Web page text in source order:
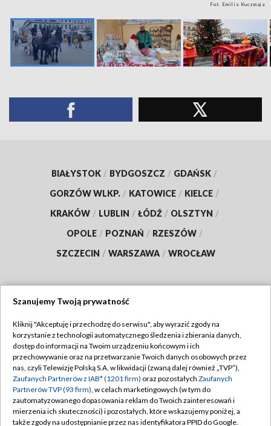
Fot. Emilia Kuczmaja
BIAŁYSTOK / BYDGOSZCZ / GDAŃSK /
GORZÓW WLKP. / KATOWICE / KIELCE /
KRAKÓW / LUBLIN / ŁÓDŹ / OLSZTYN /
OPOLE / POZNAŃ / RZESZÓW /
SZCZECIN / WARSZAWA / WROCŁAW
TVP
Abonament TVP
Emisja w TVP
Centrum informacji TVP
Naziemna Telewizja Cyfrowa
Regulamin TVP
Polityka prywatności
Moje zgody
Pomoc
Szanujemy Twoją prywatność
Kliknij "Akceptuję i przechodzę do serwisu", aby wyrazić zgody na
korzystanie z technologii automatycznego śledzenia i zbierania danych,
dostęp do informacji na Twoim urządzeniu końcowym i ich
przechowywanie oraz na przetwarzanie Twoich danych osobowych przez
nas, czyli Telewizję Polską S.A. w likwidacji (zwaną dalej również „TVP”),
Zaufanych Partnerów z IAB* (1201 firm) oraz pozostałych Zaufanych
Partnerów TVP (93 firm), w celach marketingowych (w tym do
zautomatyzowanego dopasowania reklam do Twoich zainteresowań i
mierzenia ich skuteczności) i pozostałych, które wskazujemy poniżej, a
także zgody na udostępnianie przez nas identyfikatora PPID do Google.